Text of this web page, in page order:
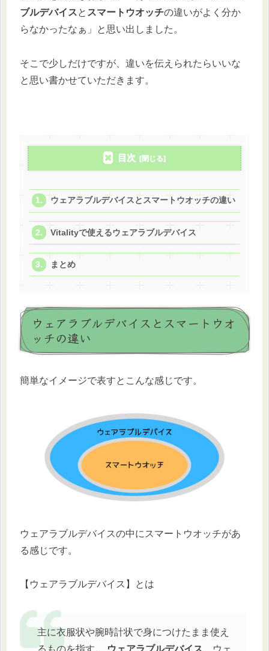
ブルデバイスと スマートウオッチの違いがよく分か
らなかったなぁ」と思い出しました。
そこで少しだけですが、違いを伝えられたらいいな
と思い書かせていただきます。
目次
ウェアラブルデバイスとスマートウオッチの違い
Vitalityで使えるウェアラブルデバイス
まとめ
ウェアラブルデバイスとスマートウオ
ッチの違い
簡単なイメージで表すとこんな感じです。
ウェアラブルデバイスの中にスマートウオッチがあ
る感じです。
【ウェアラブルデバイス】とは
主に衣服状や腕時計状で身につけたまま使え
るものを指す。
ウェアラブルデバイス 、ウェ